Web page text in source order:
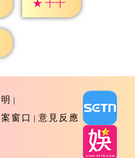
★ 千千
窗口 意見反應